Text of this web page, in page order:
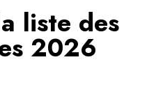
liste des
2026